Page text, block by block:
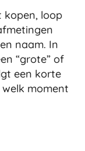
kopen, loop
naam. In
“grote” of
een korte
moment